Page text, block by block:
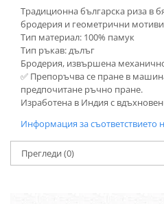
Традиционна българска риза в
бродерия и геометрични мотиви
Тип материал: 100% памук
Тип ръкав: дълъг
Бродерия,
✅ Препоръчва се пране в
предпочитане ръчно пране.
Изработена в Индия с
Информация за съответствието
Прегледи (0)